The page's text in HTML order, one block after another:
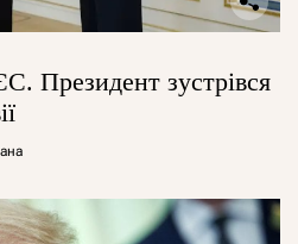
Президент зустрівся